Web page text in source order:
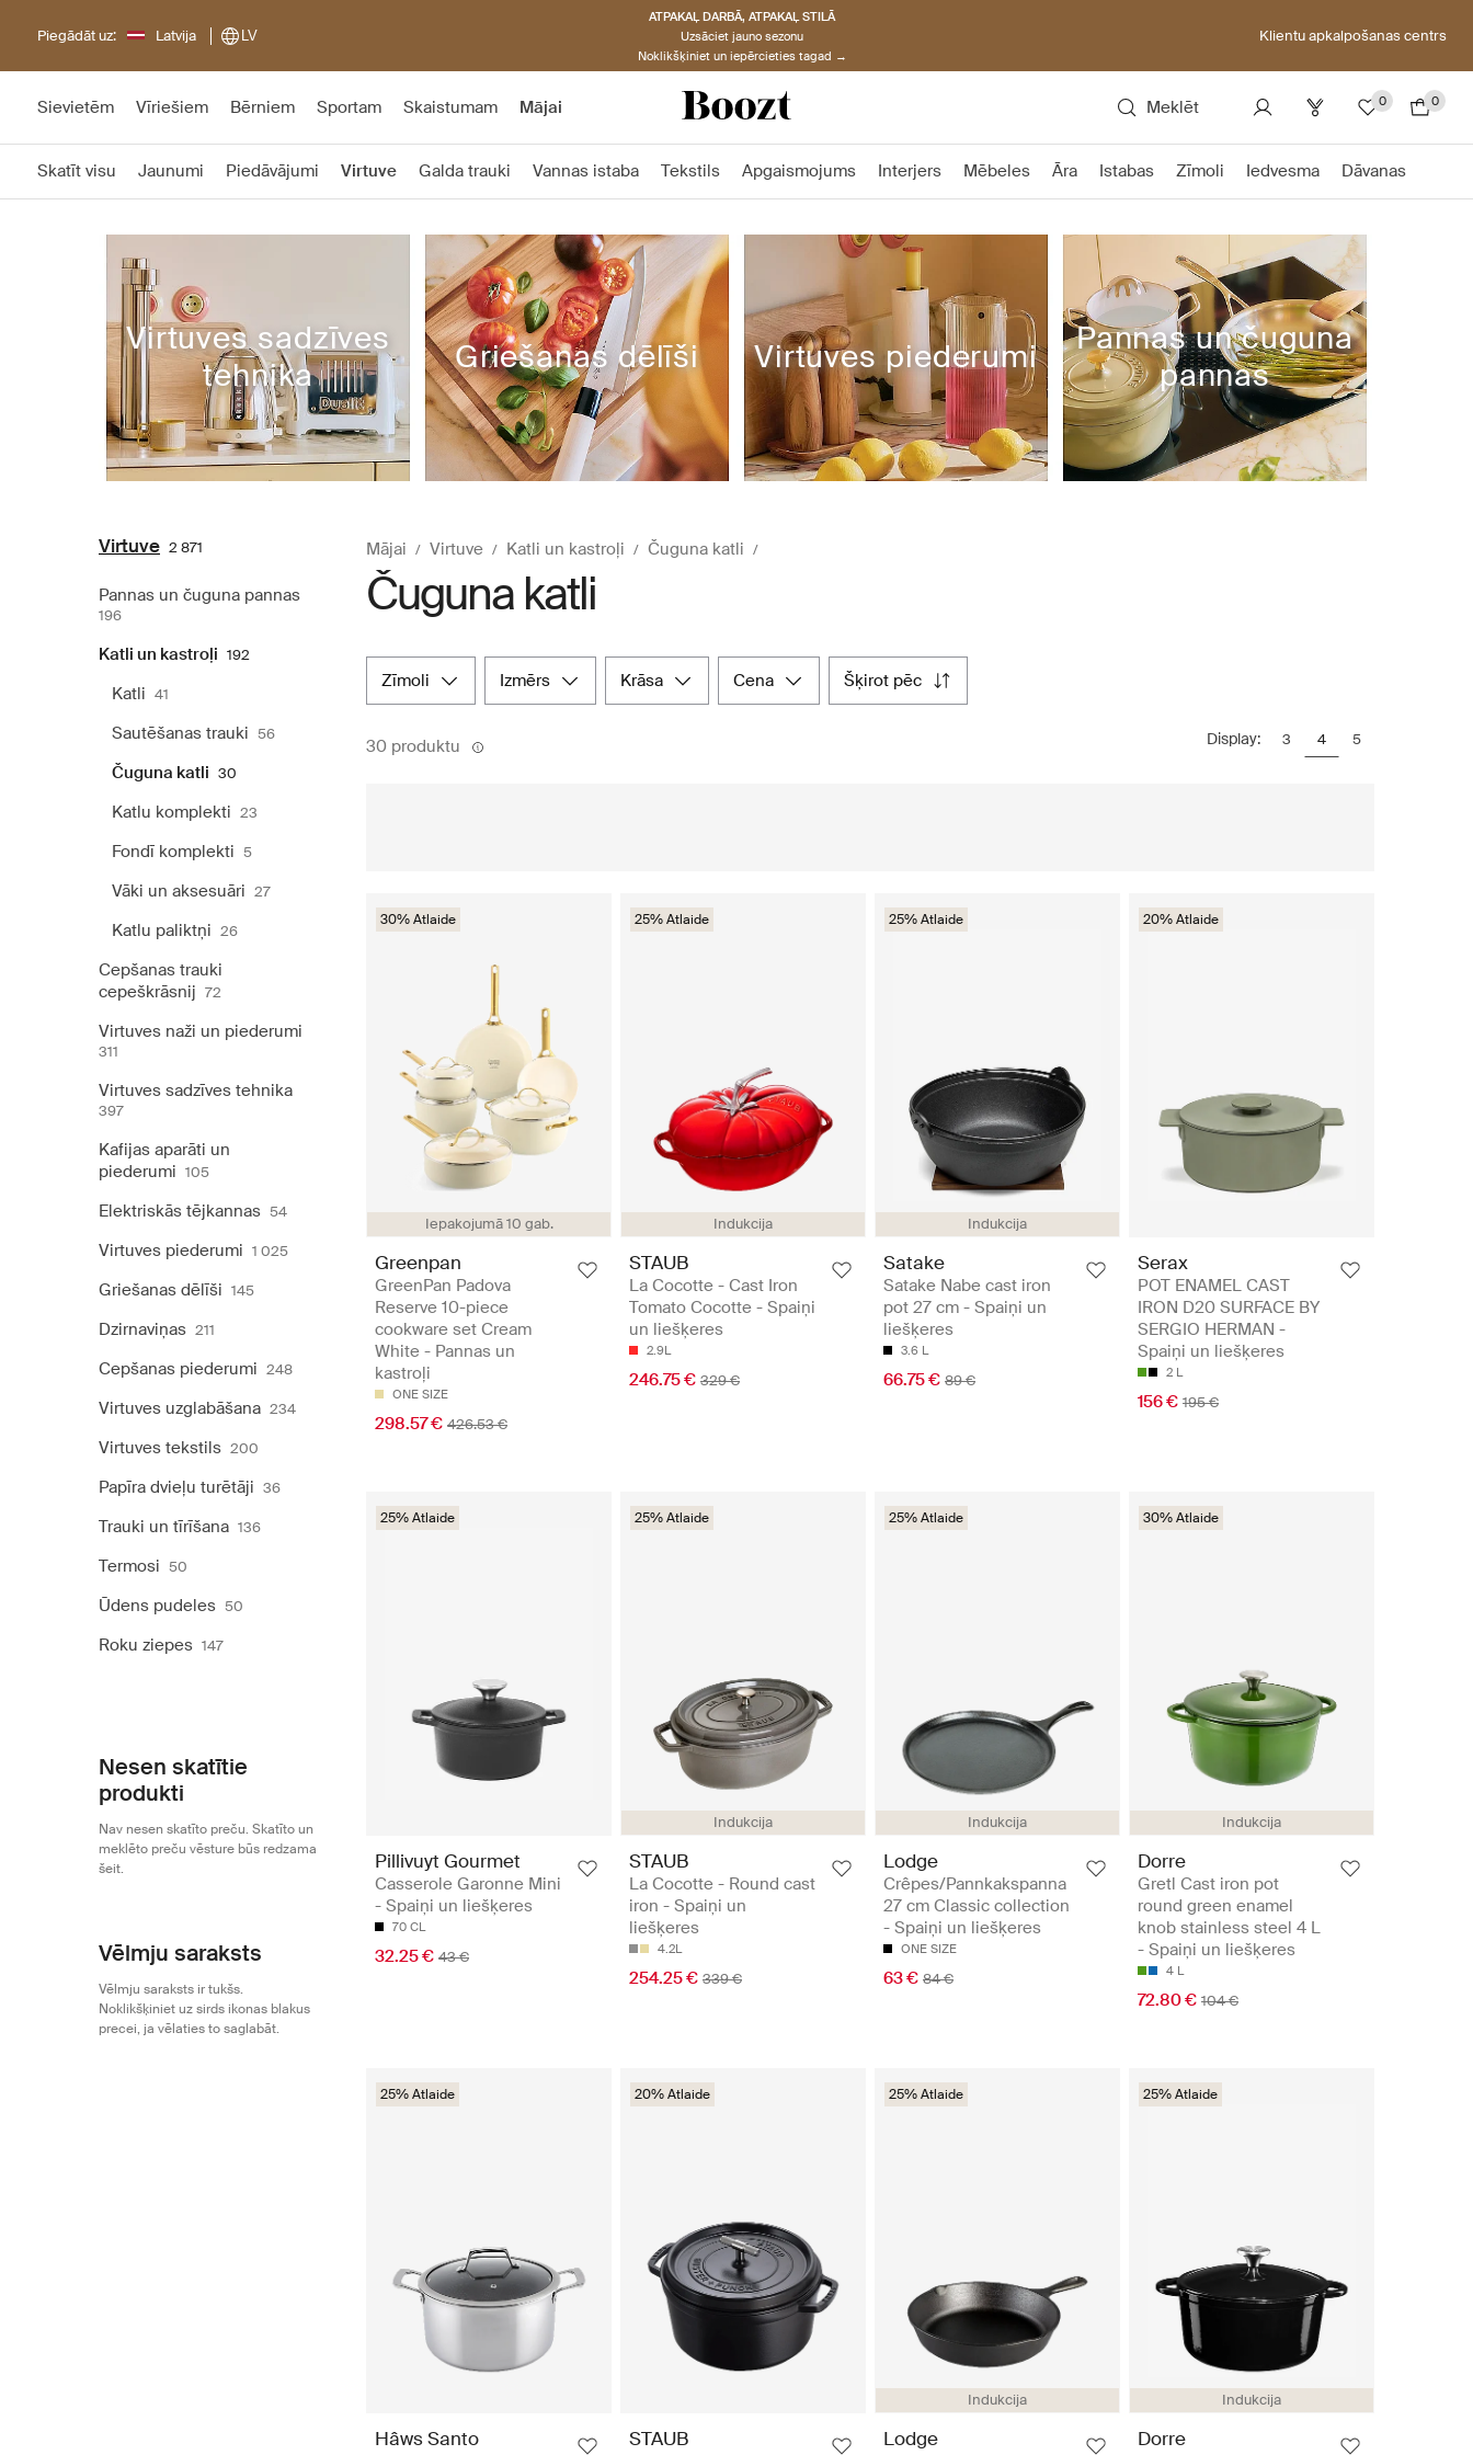
Piegādāt uz: Latvija LV
ATPAKAĻ DARBĀ, ATPAKAĻ STILĀ
Uzsāciet jauno sezonu
Noklikšķiniet un iepērcieties tagad →
Klientu apkalpošanas centrs
Sievietēm Vīriešiem Bērniem Sportam Skaistumam Mājai Meklēt 0 0
Skatīt visu Jaunumi Piedāvājumi Virtuve Galda trauki Vannas istaba Tekstils Apgaismojums Interjers Mēbeles Āra Istabas Zīmoli Iedvesma Dāvanas
Virtuves sadzīves
tehnika
Griešanas dēlīši Virtuves piederumi
Pannas un čuguna
pannas
Virtuve 2 871
Pannas un čuguna pannas
196
Katli un kastroļi 192
Katli 41
Sautēšanas trauki 56
Čuguna katli 30
Katlu komplekti 23
Fondī komplekti 5
Vāki un aksesuāri 27
Katlu paliktņi 26
Cepšanas trauki
cepeškrāsnij 72
Virtuves naži un piederumi
311
Virtuves sadzīves tehnika
397
Kafijas aparāti un
piederumi 105
Elektriskās tējkannas 54
Virtuves piederumi 1 025
Griešanas dēlīši 145
Dzirnaviņas 211
Cepšanas piederumi 248
Virtuves uzglabāšana 234
Virtuves tekstils 200
Papīra dvieļu turētāji 36
Trauki un tīrīšana 136
Termosi 50
Ūdens pudeles 50
Roku ziepes 147
Nesen skatītie
produkti
Nav nesen skatīto preču. Skatīto un
meklēto preču vēsture būs redzama
šeit.
Vēlmju saraksts
Vēlmju saraksts ir tukšs.
Noklikšķiniet uz sirds ikonas blakus
precei, ja vēlaties to saglabāt.
Mājai Virtuve Katli un kastroļi Čuguna katli
Čuguna katli
zīmoli izmērs krāsa cena šķirot pēc
30 produktu Display: 3 4 5
Iepakojumā 10 gab.
30% Atlaide
Greenpan
GreenPan Padova
Reserve 10-piece
cookware set Cream
White - Pannas un
kastroļi
ONE SIZE
298.57 € 426.53 €
Indukcija
25% Atlaide
STAUB
La Cocotte - Cast Iron
Tomato Cocotte - Spaiņi
un liešķeres
2.9L
246.75 € 329 €
Indukcija
25% Atlaide
Satake
Satake Nabe cast iron
pot 27 cm - Spaiņi un
liešķeres
3.6 L
66.75 € 89 €
20% Atlaide
Serax
POT ENAMEL CAST
IRON D20 SURFACE BY
SERGIO HERMAN -
Spaiņi un liešķeres
2 L
156 € 195 €
25% Atlaide
Pillivuyt Gourmet
Casserole Garonne Mini
- Spaiņi un liešķeres
70 CL
32.25 € 43 €
Indukcija
25% Atlaide
STAUB
La Cocotte - Round cast
iron - Spaiņi un
liešķeres
4.2L
254.25 € 339 €
Indukcija
25% Atlaide
Lodge
Crêpes/Pannkakspanna
27 cm Classic collection
- Spaiņi un liešķeres
ONE SIZE
63 € 84 €
Indukcija
30% Atlaide
Dorre
Gretl Cast iron pot
round green enamel
knob stainless steel 4 L
- Spaiņi un liešķeres
4 L
72.80 € 104 €
25% Atlaide
Hâws Santo
20% Atlaide
STAUB
Indukcija
25% Atlaide
Lodge
Indukcija
25% Atlaide
Dorre